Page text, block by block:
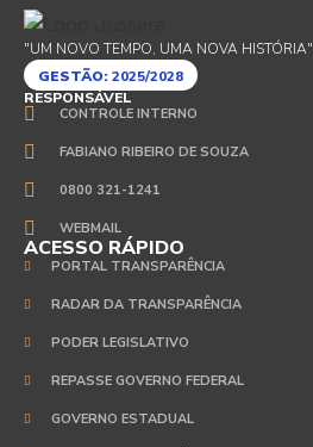
"UM NOVO TEMPO, UMA NOVA HISTÓRIA"
GESTÃO:2025/2028
RESPONSÁVEL
CONTROLE INTERNO
FABIANO RIBEIRO DE SOUZA
0800 321-1241
WEBMAIL
ACESSO RÁPIDO
PORTAL TRANSPARÊNCIA
RADAR DA TRANSPARÊNCIA
PODER LEGISLATIVO
REPASSE GOVERNO FEDERAL
GOVERNO ESTADUAL